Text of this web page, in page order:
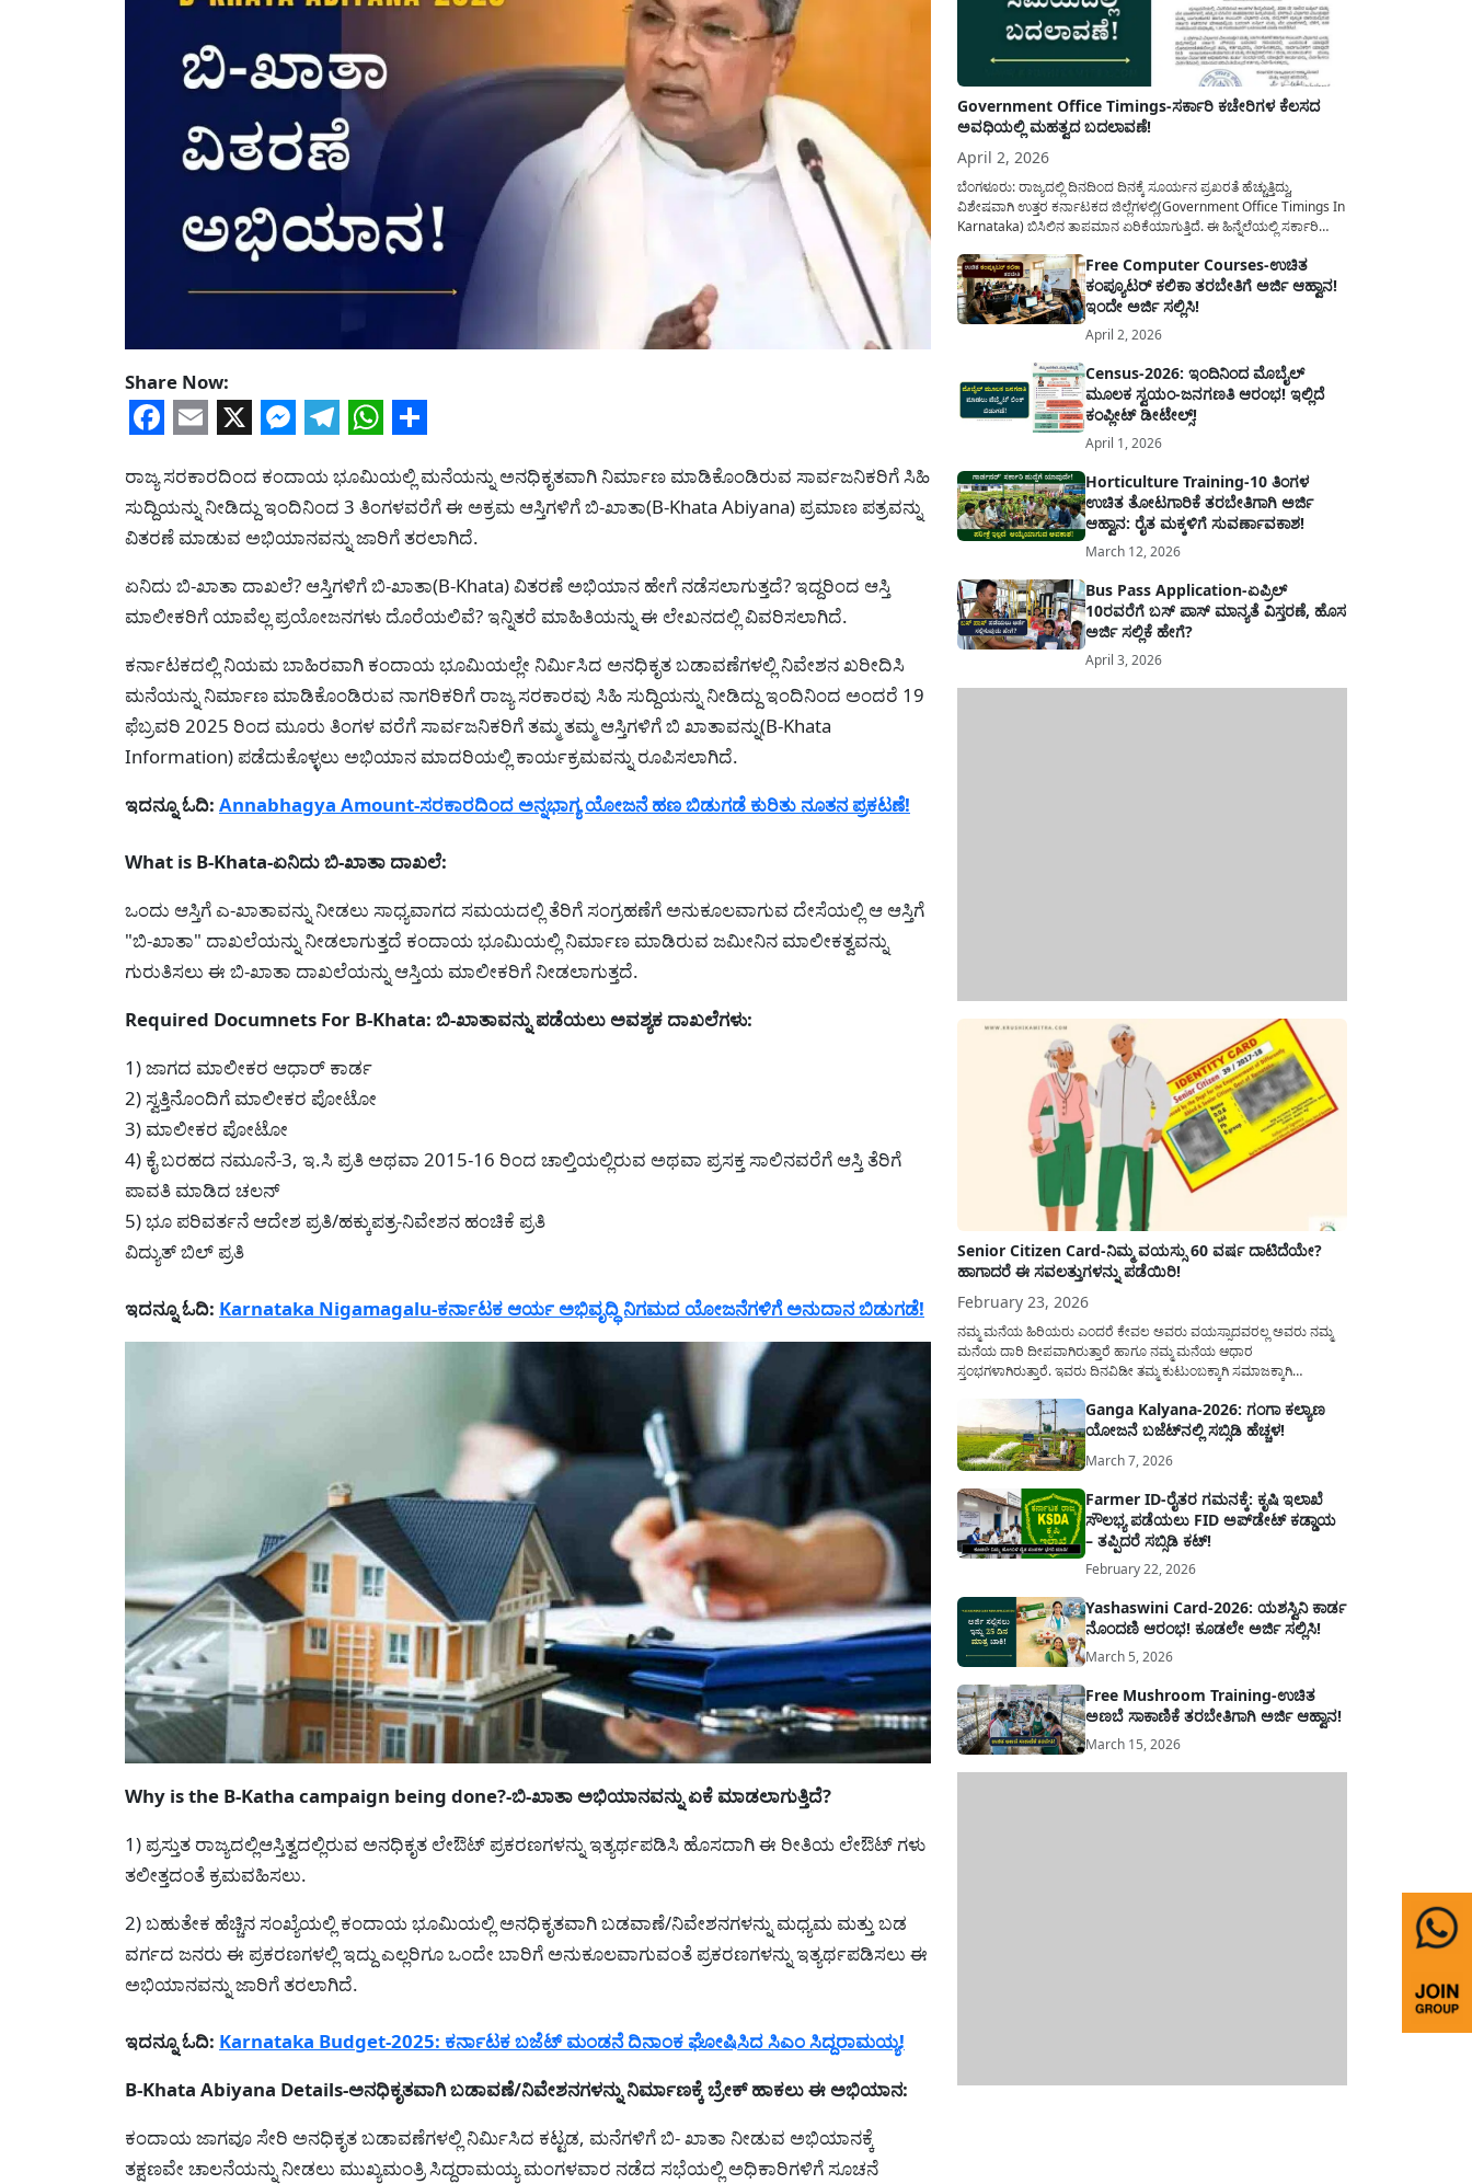
Share Now:
ರಾಜ್ಯ ಸರಕಾರದಿಂದ ಕಂದಾಯ ಭೂಮಿಯಲ್ಲಿ ಮನೆಯನ್ನು ಅನಧಿಕೃತವಾಗಿ ನಿರ್ಮಾಣ ಮಾಡಿಕೊಂಡಿರುವ ಸಾರ್ವಜನಿಕರಿಗೆ ಸಿಹಿ
ಸುದ್ದಿಯನ್ನು ನೀಡಿದ್ದು ಇಂದಿನಿಂದ 3 ತಿಂಗಳವರೆಗೆ ಈ ಅಕ್ರಮ ಆಸ್ತಿಗಳಿಗೆ ಬಿ-ಖಾತಾ(B-Khata Abiyana) ಪ್ರಮಾಣ ಪತ್ರವನ್ನು
ವಿತರಣೆ ಮಾಡುವ ಅಭಿಯಾನವನ್ನು ಜಾರಿಗೆ ತರಲಾಗಿದೆ.
ಏನಿದು ಬಿ-ಖಾತಾ ದಾಖಲೆ? ಆಸ್ತಿಗಳಿಗೆ ಬಿ-ಖಾತಾ(B-Khata) ವಿತರಣೆ ಅಭಿಯಾನ ಹೇಗೆ ನಡೆಸಲಾಗುತ್ತದೆ? ಇದ್ದರಿಂದ ಆಸ್ತಿ
ಮಾಲೀಕರಿಗೆ ಯಾವೆಲ್ಲ ಪ್ರಯೋಜನಗಳು ದೊರೆಯಲಿವೆ? ಇನ್ನಿತರೆ ಮಾಹಿತಿಯನ್ನು ಈ ಲೇಖನದಲ್ಲಿ ವಿವರಿಸಲಾಗಿದೆ.
ಕರ್ನಾಟಕದಲ್ಲಿ ನಿಯಮ ಬಾಹಿರವಾಗಿ ಕಂದಾಯ ಭೂಮಿಯಲ್ಲೇ ನಿರ್ಮಿಸಿದ ಅನಧಿಕೃತ ಬಡಾವಣೆಗಳಲ್ಲಿ ನಿವೇಶನ ಖರೀದಿಸಿ
ಮನೆಯನ್ನು ನಿರ್ಮಾಣ ಮಾಡಿಕೊಂಡಿರುವ ನಾಗರಿಕರಿಗೆ ರಾಜ್ಯ ಸರಕಾರವು ಸಿಹಿ ಸುದ್ದಿಯನ್ನು ನೀಡಿದ್ದು ಇಂದಿನಿಂದ ಅಂದರೆ 19
ಫೆಬ್ರವರಿ 2025 ರಿಂದ ಮೂರು ತಿಂಗಳ ವರೆಗೆ ಸಾರ್ವಜನಿಕರಿಗೆ ತಮ್ಮ ತಮ್ಮ ಆಸ್ತಿಗಳಿಗೆ ಬಿ ಖಾತಾವನ್ನು(B-Khata
Information) ಪಡೆದುಕೊಳ್ಳಲು ಅಭಿಯಾನ ಮಾದರಿಯಲ್ಲಿ ಕಾರ್ಯಕ್ರಮವನ್ನು ರೂಪಿಸಲಾಗಿದೆ.
ಇದನ್ನೂ ಓದಿ: Annabhagya Amount-ಸರಕಾರದಿಂದ ಅನ್ನಭಾಗ್ಯ ಯೋಜನೆ ಹಣ ಬಿಡುಗಡೆ ಕುರಿತು ನೂತನ ಪ್ರಕಟಣೆ!
What is B-Khata-ಏನಿದು ಬಿ-ಖಾತಾ ದಾಖಲೆ:
ಒಂದು ಆಸ್ತಿಗೆ ಎ-ಖಾತಾವನ್ನು ನೀಡಲು ಸಾಧ್ಯವಾಗದ ಸಮಯದಲ್ಲಿ ತೆರಿಗೆ ಸಂಗ್ರಹಣೆಗೆ ಅನುಕೂಲವಾಗುವ ದೇಸೆಯಲ್ಲಿ ಆ ಆಸ್ತಿಗೆ
"ಬಿ-ಖಾತಾ" ದಾಖಲೆಯನ್ನು ನೀಡಲಾಗುತ್ತದೆ ಕಂದಾಯ ಭೂಮಿಯಲ್ಲಿ ನಿರ್ಮಾಣ ಮಾಡಿರುವ ಜಮೀನಿನ ಮಾಲೀಕತ್ವವನ್ನು
ಗುರುತಿಸಲು ಈ ಬಿ-ಖಾತಾ ದಾಖಲೆಯನ್ನು ಆಸ್ತಿಯ ಮಾಲೀಕರಿಗೆ ನೀಡಲಾಗುತ್ತದೆ.
Required Documnets For B-Khata: ಬಿ-ಖಾತಾವನ್ನು ಪಡೆಯಲು ಅವಶ್ಯಕ ದಾಖಲೆಗಳು:
1) ಜಾಗದ ಮಾಲೀಕರ ಆಧಾರ್ ಕಾರ್ಡ
2) ಸ್ವತ್ತಿನೊಂದಿಗೆ ಮಾಲೀಕರ ಪೋಟೋ
3) ಮಾಲೀಕರ ಪೋಟೋ
4) ಕೈ ಬರಹದ ನಮೂನೆ-3, ಇ.ಸಿ ಪ್ರತಿ ಅಥವಾ 2015-16 ರಿಂದ ಚಾಲ್ತಿಯಲ್ಲಿರುವ ಅಥವಾ ಪ್ರಸಕ್ತ ಸಾಲಿನವರೆಗೆ ಆಸ್ತಿ ತೆರಿಗೆ
ಪಾವತಿ ಮಾಡಿದ ಚಲನ್
5) ಭೂ ಪರಿವರ್ತನೆ ಆದೇಶ ಪ್ರತಿ/ಹಕ್ಕುಪತ್ರ-ನಿವೇಶನ ಹಂಚಿಕೆ ಪ್ರತಿ
ವಿದ್ಯುತ್ ಬಿಲ್ ಪ್ರತಿ
ಇದನ್ನೂ ಓದಿ: Karnataka Nigamagalu-ಕರ್ನಾಟಕ ಆರ್ಯ ಅಭಿವೃದ್ಧಿ ನಿಗಮದ ಯೋಜನೆಗಳಿಗೆ ಅನುದಾನ ಬಿಡುಗಡೆ!
Why is the B-Katha campaign being done?-ಬಿ-ಖಾತಾ ಅಭಿಯಾನವನ್ನು ಏಕೆ ಮಾಡಲಾಗುತ್ತಿದೆ?
1) ಪ್ರಸ್ತುತ ರಾಜ್ಯದಲ್ಲಿಆಸ್ತಿತ್ವದಲ್ಲಿರುವ ಅನಧಿಕೃತ ಲೇಔಟ್ ಪ್ರಕರಣಗಳನ್ನು ಇತ್ಯರ್ಥಪಡಿಸಿ ಹೊಸದಾಗಿ ಈ ರೀತಿಯ ಲೇಔಟ್ ಗಳು
ತಲೀತ್ತದಂತೆ ಕ್ರಮವಹಿಸಲು.
2) ಬಹುತೇಕ ಹೆಚ್ಚಿನ ಸಂಖ್ಯೆಯಲ್ಲಿ ಕಂದಾಯ ಭೂಮಿಯಲ್ಲಿ ಅನಧಿಕೃತವಾಗಿ ಬಡವಾಣೆ/ನಿವೇಶನಗಳನ್ನು ಮಧ್ಯಮ ಮತ್ತು ಬಡ
ವರ್ಗದ ಜನರು ಈ ಪ್ರಕರಣಗಳಲ್ಲಿ ಇದ್ದು ಎಲ್ಲರಿಗೂ ಒಂದೇ ಬಾರಿಗೆ ಅನುಕೂಲವಾಗುವಂತೆ ಪ್ರಕರಣಗಳನ್ನು ಇತ್ಯರ್ಥಪಡಿಸಲು ಈ
ಅಭಿಯಾನವನ್ನು ಜಾರಿಗೆ ತರಲಾಗಿದೆ.
ಇದನ್ನೂ ಓದಿ: Karnataka Budget-2025: ಕರ್ನಾಟಕ ಬಜೆಟ್ ಮಂಡನೆ ದಿನಾಂಕ ಘೋಷಿಸಿದ ಸಿಎಂ ಸಿದ್ದರಾಮಯ್ಯ!
B-Khata Abiyana Details-ಅನಧಿಕೃತವಾಗಿ ಬಡಾವಣೆ/ನಿವೇಶನಗಳನ್ನು ನಿರ್ಮಾಣಕ್ಕೆ ಬ್ರೇಕ್ ಹಾಕಲು ಈ ಅಭಿಯಾನ:
ಕಂದಾಯ ಜಾಗವೂ ಸೇರಿ ಅನಧಿಕೃತ ಬಡಾವಣೆಗಳಲ್ಲಿ ನಿರ್ಮಿಸಿದ ಕಟ್ಟಡ, ಮನೆಗಳಿಗೆ ಬಿ- ಖಾತಾ ನೀಡುವ ಅಭಿಯಾನಕ್ಕೆ
ತಕ್ಷಣವೇ ಚಾಲನೆಯನ್ನು ನೀಡಲು ಮುಖ್ಯಮಂತ್ರಿ ಸಿದ್ದರಾಮಯ್ಯ ಮಂಗಳವಾರ ನಡೆದ ಸಭೆಯಲ್ಲಿ ಅಧಿಕಾರಿಗಳಿಗೆ ಸೂಚನೆ
Government Office Timings-ಸರ್ಕಾರಿ ಕಚೇರಿಗಳ ಕೆಲಸದ
ಅವಧಿಯಲ್ಲಿ ಮಹತ್ವದ ಬದಲಾವಣೆ!
April 2, 2026
ಬೆಂಗಳೂರು: ರಾಜ್ಯದಲ್ಲಿ ದಿನದಿಂದ ದಿನಕ್ಕೆ ಸೂರ್ಯನ ಪ್ರಖರತೆ ಹೆಚ್ಚುತ್ತಿದ್ದು,
ವಿಶೇಷವಾಗಿ ಉತ್ತರ ಕರ್ನಾಟಕದ ಜಿಲ್ಲೆಗಳಲ್ಲಿ(Government Office Timings In
Karnataka) ಬಿಸಿಲಿನ ತಾಪಮಾನ ಏರಿಕೆಯಾಗುತ್ತಿದೆ. ಈ ಹಿನ್ನೆಲೆಯಲ್ಲಿ ಸರ್ಕಾರಿ
ಸರ್ಕಾರವು ಮಹತ್ವದ ನಿರ್ಧಾರವೊಂದನ್ನು ಕೈಗೊಂಡಿದೆ. ಕಿತ್ತೂರು ಕರ್ನಾಟಕ ಮತ್ತು
ಕಲ್ಯಾಣ ಕರ್ನಾಟಕದ ಒಟ್ಟು 9 ಜಿಲ್ಲೆಗಳಲ್ಲಿ ಏಪ್ರಿಲ್...
Free Computer Courses-ಉಚಿತ
ಕಂಪ್ಯೂಟರ್ ಕಲಿಕಾ ತರಬೇತಿಗೆ ಅರ್ಜಿ ಆಹ್ವಾನ!
ಇಂದೇ ಅರ್ಜಿ ಸಲ್ಲಿಸಿ!
April 2, 2026
Census-2026: ಇಂದಿನಿಂದ ಮೊಬೈಲ್
ಮೂಲಕ ಸ್ವಯಂ-ಜನಗಣತಿ ಆರಂಭ! ಇಲ್ಲಿದೆ
ಕಂಪ್ಲೀಟ್ ಡೀಟೇಲ್ಸ್!
April 1, 2026
Horticulture Training-10 ತಿಂಗಳ
ಉಚಿತ ತೋಟಗಾರಿಕೆ ತರಬೇತಿಗಾಗಿ ಅರ್ಜಿ
ಆಹ್ವಾನ: ರೈತ ಮಕ್ಕಳಿಗೆ ಸುವರ್ಣಾವಕಾಶ!
March 12, 2026
Bus Pass Application-ಏಪ್ರಿಲ್
10ರವರೆಗೆ ಬಸ್ ಪಾಸ್ ಮಾನ್ಯತೆ ವಿಸ್ತರಣೆ, ಹೊಸ
ಅರ್ಜಿ ಸಲ್ಲಿಕೆ ಹೇಗೆ?
April 3, 2026
Senior Citizen Card-ನಿಮ್ಮ ವಯಸ್ಸು 60 ವರ್ಷ ದಾಟಿದೆಯೇ?
ಹಾಗಾದರೆ ಈ ಸವಲತ್ತುಗಳನ್ನು ಪಡೆಯಿರಿ!
February 23, 2026
ನಮ್ಮ ಮನೆಯ ಹಿರಿಯರು ಎಂದರೆ ಕೇವಲ ಅವರು ವಯಸ್ಸಾದವರಲ್ಲ ಅವರು ನಮ್ಮ
ಮನೆಯ ದಾರಿ ದೀಪವಾಗಿರುತ್ತಾರೆ ಹಾಗೂ ನಮ್ಮ ಮನೆಯ ಆಧಾರ
ಸ್ತಂಭಗಳಾಗಿರುತ್ತಾರೆ. ಇವರು ದಿನವಿಡೀ ತಮ್ಮ ಕುಟುಂಬಕ್ಕಾಗಿ ಸಮಾಜಕ್ಕಾಗಿ
ನೆಮ್ಮದಿಯಿಂದ ಕಳೆಯಬೇಕೆಂಬುದು ಪ್ರತಿಯೊಬ್ಬರ ಕನಸಾಗಿರುತ್ತದೆ ಆದ್ದರಿಂದ
ಸರ್ಕಾರವು ಹಿರಿಯ ನಾಗರಿಕರ ಗುರುತಿನ ಚೀಟಿ...
Ganga Kalyana-2026: ಗಂಗಾ ಕಲ್ಯಾಣ
ಯೋಜನೆ ಬಜೆಟ್‌ನಲ್ಲಿ ಸಬ್ಸಿಡಿ ಹೆಚ್ಚಳ!
March 7, 2026
Farmer ID-ರೈತರ ಗಮನಕ್ಕೆ: ಕೃಷಿ ಇಲಾಖೆ
ಸೌಲಭ್ಯ ಪಡೆಯಲು FID ಅಪ್‌ಡೇಟ್ ಕಡ್ಡಾಯ
– ತಪ್ಪಿದರೆ ಸಬ್ಸಿಡಿ ಕಟ್!
February 22, 2026
Yashaswini Card-2026: ಯಶಸ್ವಿನಿ ಕಾರ್ಡ
ನೊಂದಣಿ ಆರಂಭ! ಕೂಡಲೇ ಅರ್ಜಿ ಸಲ್ಲಿಸಿ!
March 5, 2026
Free Mushroom Training-ಉಚಿತ
ಅಣಬೆ ಸಾಕಾಣಿಕೆ ತರಬೇತಿಗಾಗಿ ಅರ್ಜಿ ಆಹ್ವಾನ!
March 15, 2026